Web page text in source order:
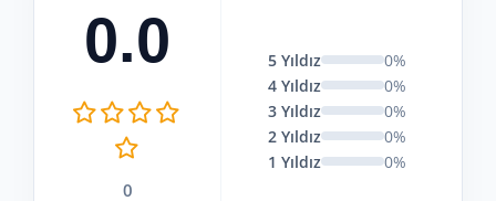
0.0
0
5 Yıldız
0%
4 Yıldız
0%
3 Yıldız
0%
2 Yıldız
0%
1 Yıldız
0%